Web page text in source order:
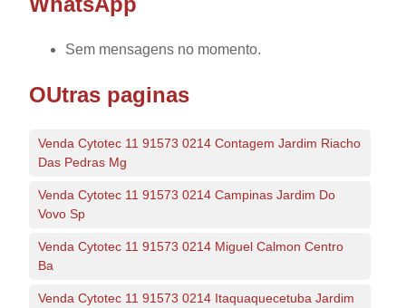
Sem mensagens no momento.
OUtras paginas
Venda Cytotec 11 91573 0214 Contagem Jardim Riacho
Das Pedras Mg
Venda Cytotec 11 91573 0214 Campinas Jardim Do
Vovo Sp
Venda Cytotec 11 91573 0214 Miguel Calmon Centro
Ba
Venda Cytotec 11 91573 0214 Itaquaquecetuba Jardim